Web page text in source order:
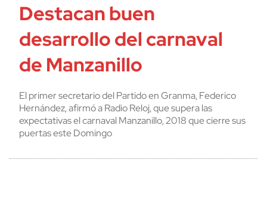
Destacan buen
desarrollo del carnaval
de Manzanillo
El primer secretario del Partido en Granma, Federico
Hernández, afirmó a Radio Reloj, que supera las
expectativas el carnaval Manzanillo, 2018 que cierre sus
puertas este Domingo